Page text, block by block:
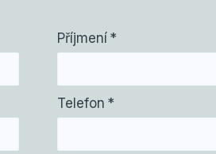
Příjmení *
Telefon *